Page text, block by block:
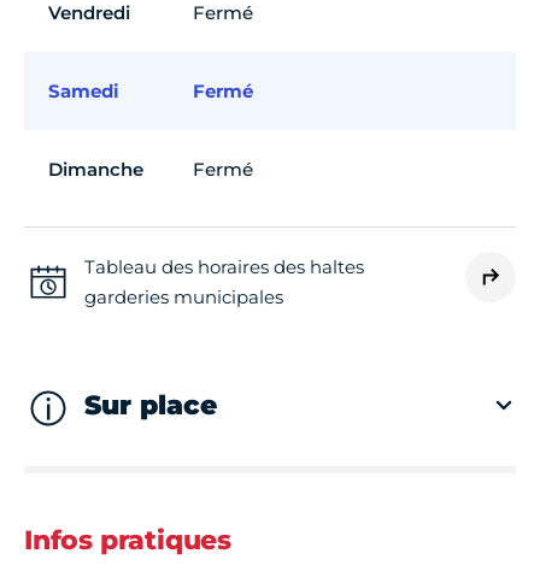
Vendredi Fermé
Samedi Fermé
Dimanche Fermé
Tableau des horaires des haltes
garderies municipales
Sur place
Infos pratiques